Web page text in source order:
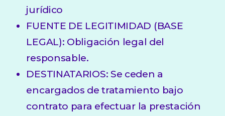
jurídico
FUENTE DE LEGITIMIDAD (BASE
LEGAL): Obligación legal del
responsable.
DESTINATARIOS: Se ceden a
encargados de tratamiento bajo
contrato para efectuar la prestación